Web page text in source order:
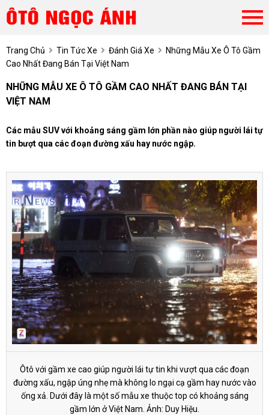
Trang Chủ Tin Tức Xe Đánh Giá Xe
Những Mẫu Xe Ô Tô Gầm
Cao Nhất Đang Bán Tại Việt Nam
NHỮNG MẪU XE Ô TÔ GẦM CAO NHẤT ĐANG BÁN TẠI
VIỆT NAM
Các mẫu SUV với khoảng sáng gầm lớn phần nào giúp người lái tự
tin bượt qua các đoạn đường xấu hay nước ngập.
Ôtô với gầm xe cao giúp người lái tự tin khi vượt qua các đoạn
đường xấu, ngập úng nhẹ mà không lo ngại cạ gầm hay nước vào
ống xả. Dưới đây là một số mẫu xe thuộc top có khoảng sáng
gầm lớn ở Việt Nam. Ảnh: Duy Hiệu.